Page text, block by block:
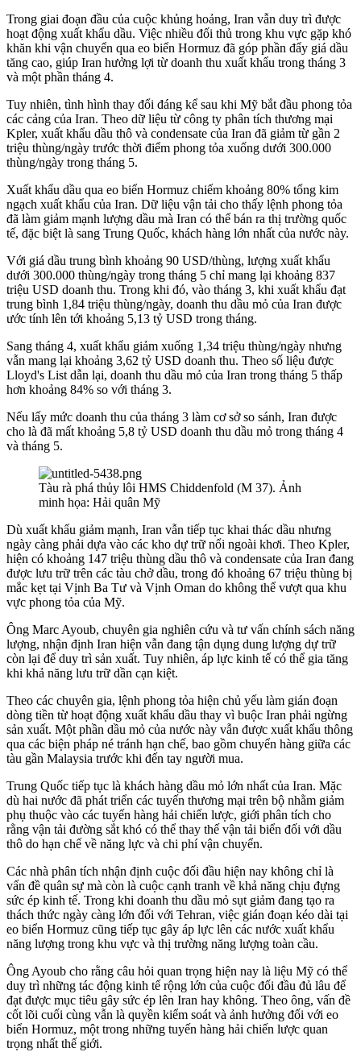
Trong giai đoạn đầu của cuộc khủng hoảng, Iran vẫn duy trì được
hoạt động xuất khẩu dầu. Việc nhiều đối thủ trong khu vực gặp khó
khăn khi vận chuyển qua eo biển Hormuz đã góp phần đẩy giá dầu
tăng cao, giúp Iran hưởng lợi từ doanh thu xuất khẩu trong tháng 3
và một phần tháng 4.
Tuy nhiên, tình hình thay đổi đáng kể sau khi Mỹ bắt đầu phong tỏa
các cảng của Iran. Theo dữ liệu từ công ty phân tích thương mại
Kpler, xuất khẩu dầu thô và condensate của Iran đã giảm từ gần 2
triệu thùng/ngày trước thời điểm phong tỏa xuống dưới 300.000
thùng/ngày trong tháng 5.
Xuất khẩu dầu qua eo biển Hormuz chiếm khoảng 80% tổng kim
ngạch xuất khẩu của Iran. Dữ liệu vận tải cho thấy lệnh phong tỏa
đã làm giảm mạnh lượng dầu mà Iran có thể bán ra thị trường quốc
tế, đặc biệt là sang Trung Quốc, khách hàng lớn nhất của nước này.
Với giá dầu trung bình khoảng 90 USD/thùng, lượng xuất khẩu
dưới 300.000 thùng/ngày trong tháng 5 chỉ mang lại khoảng 837
triệu USD doanh thu. Trong khi đó, vào tháng 3, khi xuất khẩu đạt
trung bình 1,84 triệu thùng/ngày, doanh thu dầu mỏ của Iran được
ước tính lên tới khoảng 5,13 tỷ USD trong tháng.
Sang tháng 4, xuất khẩu giảm xuống 1,34 triệu thùng/ngày nhưng
vẫn mang lại khoảng 3,62 tỷ USD doanh thu. Theo số liệu được
Lloyd's List dẫn lại, doanh thu dầu mỏ của Iran trong tháng 5 thấp
hơn khoảng 84% so với tháng 3.
Nếu lấy mức doanh thu của tháng 3 làm cơ sở so sánh, Iran được
cho là đã mất khoảng 5,8 tỷ USD doanh thu dầu mỏ trong tháng 4
và tháng 5.
Tàu rà phá thủy lôi HMS Chiddenfold (M 37). Ảnh
minh họa: Hải quân Mỹ
Dù xuất khẩu giảm mạnh, Iran vẫn tiếp tục khai thác dầu nhưng
ngày càng phải dựa vào các kho dự trữ nổi ngoài khơi. Theo Kpler,
hiện có khoảng 147 triệu thùng dầu thô và condensate của Iran đang
được lưu trữ trên các tàu chở dầu, trong đó khoảng 67 triệu thùng bị
mắc kẹt tại Vịnh Ba Tư và Vịnh Oman do không thể vượt qua khu
vực phong tỏa của Mỹ.
Ông Marc Ayoub, chuyên gia nghiên cứu và tư vấn chính sách năng
lượng, nhận định Iran hiện vẫn đang tận dụng dung lượng dự trữ
còn lại để duy trì sản xuất. Tuy nhiên, áp lực kinh tế có thể gia tăng
khi khả năng lưu trữ dần cạn kiệt.
Theo các chuyên gia, lệnh phong tỏa hiện chủ yếu làm gián đoạn
dòng tiền từ hoạt động xuất khẩu dầu thay vì buộc Iran phải ngừng
sản xuất. Một phần dầu mỏ của nước này vẫn được xuất khẩu thông
qua các biện pháp né tránh hạn chế, bao gồm chuyển hàng giữa các
tàu gần Malaysia trước khi đến tay người mua.
Trung Quốc tiếp tục là khách hàng dầu mỏ lớn nhất của Iran. Mặc
dù hai nước đã phát triển các tuyến thương mại trên bộ nhằm giảm
phụ thuộc vào các tuyến hàng hải chiến lược, giới phân tích cho
rằng vận tải đường sắt khó có thể thay thế vận tải biển đối với dầu
thô do hạn chế về năng lực và chi phí vận chuyển.
Các nhà phân tích nhận định cuộc đối đầu hiện nay không chỉ là
vấn đề quân sự mà còn là cuộc cạnh tranh về khả năng chịu đựng
sức ép kinh tế. Trong khi doanh thu dầu mỏ sụt giảm đang tạo ra
thách thức ngày càng lớn đối với Tehran, việc gián đoạn kéo dài tại
eo biển Hormuz cũng tiếp tục gây áp lực lên các nước xuất khẩu
năng lượng trong khu vực và thị trường năng lượng toàn cầu.
Ông Ayoub cho rằng câu hỏi quan trọng hiện nay là liệu Mỹ có thể
duy trì những tác động kinh tế rộng lớn của cuộc đối đầu đủ lâu để
đạt được mục tiêu gây sức ép lên Iran hay không. Theo ông, vấn đề
cốt lõi cuối cùng vẫn là quyền kiểm soát và ảnh hưởng đối với eo
biển Hormuz, một trong những tuyến hàng hải chiến lược quan
trọng nhất thế giới.